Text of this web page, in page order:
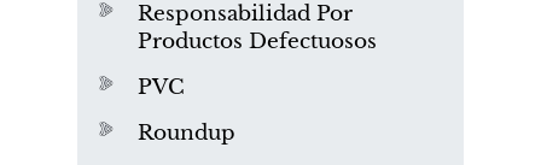
Responsabilidad Por
Productos Defectuosos
PVC
Roundup